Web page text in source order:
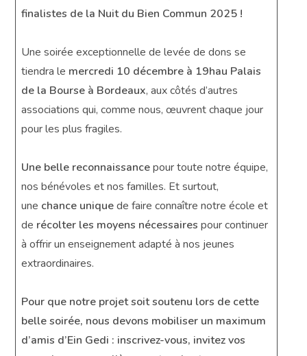
finalistes de la Nuit du Bien Commun 2025 !
Une soirée exceptionnelle de levée de dons se
tiendra le mercredi 10 décembre à 19hau Palais
de la Bourse à Bordeaux, aux côtés d’autres
associations qui, comme nous, œuvrent chaque jour
pour les plus fragiles.
Une belle reconnaissancepour toute notre équipe,
nos bénévoles et nos familles. Et surtout,
une chance uniquede faire connaître notre école et
de récolter les moyens nécessaires pour continuer
à offrir un enseignement adapté à nos jeunes
extraordinaires.
Pour que notre projet soit soutenu lors de cette
belle soirée, nous devons mobiliser un maximum
d’amis d’Ein Gedi : inscrivez-vous, invitez vos